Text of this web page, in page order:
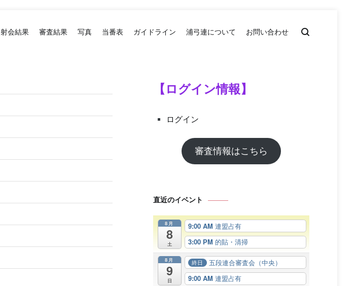
射会結果 審査結果 写真 当番表 ガイドライン 浦弓連について お問い合わせ
【ログイン情報】
ログイン
審査情報はこちら
直近のイベント
8月
8
土
9:00 AM 連盟占有
3:00 PM 的貼・清掃
8月
9
日
終日
五段連合審査会（中央）
9:00 AM 連盟占有